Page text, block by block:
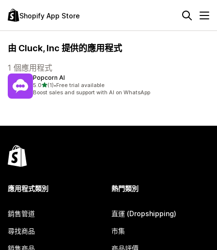
Shopify App Store
由 Cluck, Inc 提供的應用程式
1 個應用程式
Popcorn AI
5.0滿分 5 顆星
(1)
共有 1 則評價
•Free trial available
Boost sales and support with AI on WhatsApp
應用程式類別
銷售管道
尋找商品
銷售商品
熱門類別
直運 (Dropshipping)
市集
商品評價